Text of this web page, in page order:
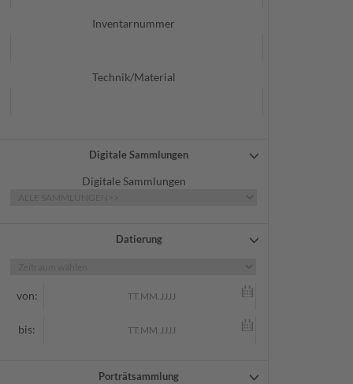
Inventarnummer
Technik/Material
Digitale Sammlungen
Digitale Sammlungen
Datierung
von:
bis:
Porträtsammlung